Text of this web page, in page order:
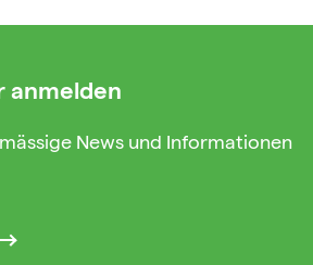
anmelden
News und Informationen